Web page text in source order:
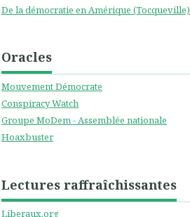
De la démocratie en Amérique (Tocqueville)
Oracles
Mouvement Démocrate
Conspiracy Watch
Groupe MoDem - Assemblée nationale
Hoaxbuster
Lectures raffraîchissantes
Liberaux.org